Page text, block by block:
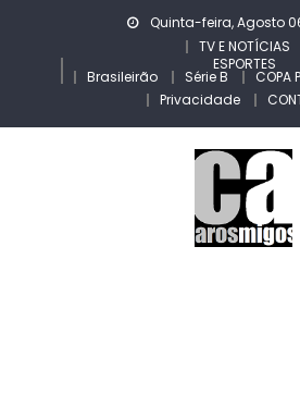
Quinta-feira, Agosto
TV E NOTÍCIAS
ESPORTES
Brasileirão Série B COPA
Privacidade